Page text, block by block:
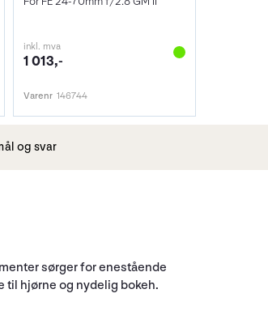
inkl. mva
1 013,-
Varenr 146744
og svar
sørger for enestående
til hjørne og nydelig bokeh.